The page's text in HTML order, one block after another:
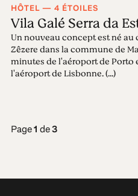
HÔTEL — 4 ÉTOILES
Vila Galé Serra da
Un nouveau concept est né
Zêzere dans la commune de
minutes de l'aéroport de Porto
l'aéroport de Lisbonne. (...)
Page1 de3